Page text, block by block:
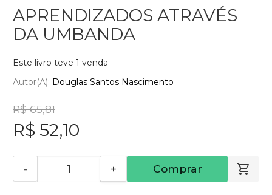
APRENDIZADOS ATRAVÉS
DA UMBANDA
Este livro teve 1 venda
Autor(a): Douglas Santos Nascimento
R$ 65,81
R$ 52,10
- + Comprar